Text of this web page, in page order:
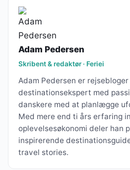
Adam Pedersen
Skribent & redaktør · Feriei
Adam Pedersen er rejsebloger
destinationsekspert med
danskere med at planlægge
Med mere end ti års erfaring
oplevelsesøkonomi deler han
inspirerende
travel stories.